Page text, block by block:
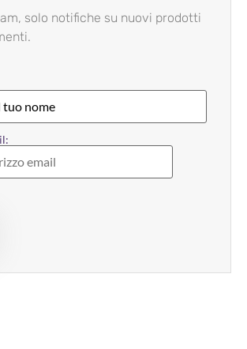
solo notifiche su nuovi prodotti